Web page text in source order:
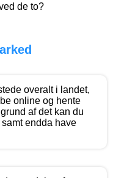
de to?
overalt i landet,
online og hente
af det kan du
endda have